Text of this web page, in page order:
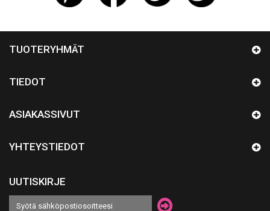
TUOTERYHMÄT
TIEDOT
ASIAKASSIVUT
YHTEYSTIEDOT
UUTISKIRJE